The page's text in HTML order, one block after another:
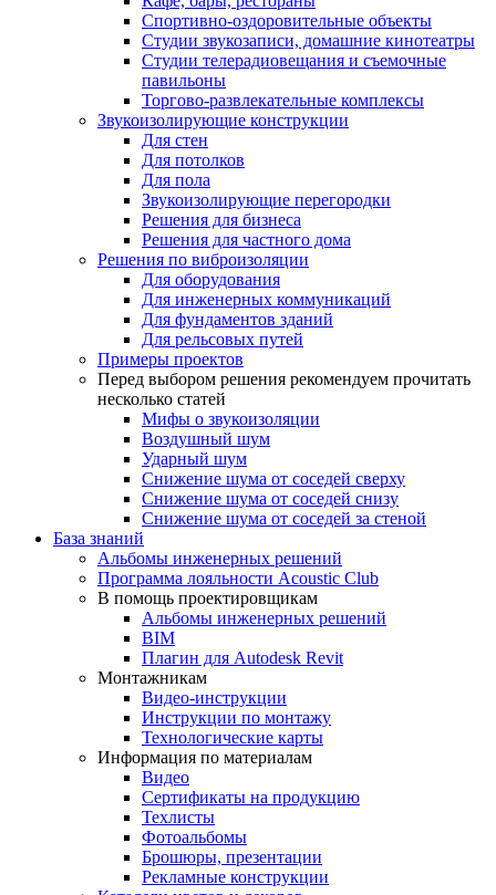
Спортивно-оздоровительные объекты
Студии звукозаписи, домашние кинотеатры
Студии телерадиовещания и съемочные
павильоны
Торгово-развлекательные комплексы
Звукоизолирующие конструкции
Для стен
Для потолков
Для пола
Звукоизолирующие перегородки
Решения для бизнеса
Решения для частного дома
Решения по виброизоляции
Для оборудования
Для инженерных коммуникаций
Для фундаментов зданий
Для рельсовых путей
Примеры проектов
Перед выбором решения рекомендуем прочитать
несколько статей
Мифы о звукоизоляции
Воздушный шум
Ударный шум
Снижение шума от соседей сверху
Снижение шума от соседей снизу
Снижение шума от соседей за стеной
База знаний
Альбомы инженерных решений
Программа лояльности Acoustic Club
В помощь проектировщикам
Альбомы инженерных решений
BIM
Плагин для Autodesk Revit
Монтажникам
Видео-инструкции
Инструкции по монтажу
Технологические карты
Информация по материалам
Видео
Сертификаты на продукцию
Техлисты
Фотоальбомы
Брошюры, презентации
Рекламные конструкции